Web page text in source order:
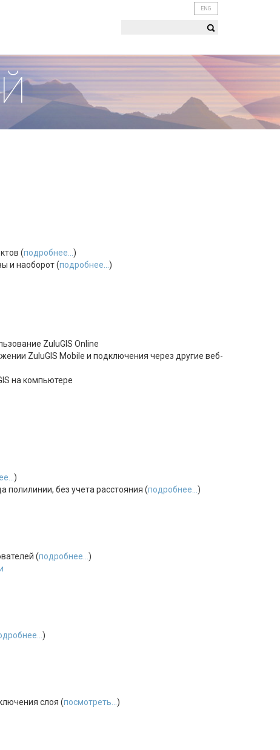
ENG
(подробнее... )
и наоборот (подробнее... )
ZuluGIS Online
ZuluGIS Mobile и подключения через другие веб-
на компьютере
)
полилинии, без учета расстояния (подробнее... )
(подробнее... )
)
слоя (посмотреть... )